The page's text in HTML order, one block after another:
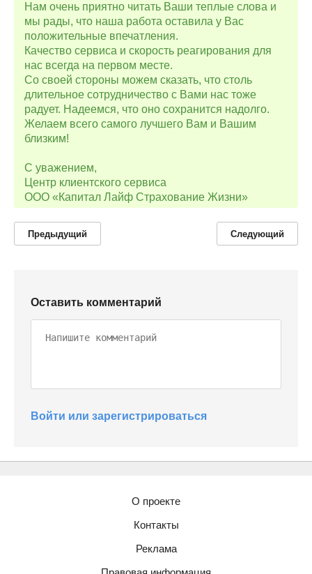
Нам очень приятно читать Ваши теплые слова и
мы рады, что наша работа оставила у Вас
положительные впечатления.
Качество сервиса и скорость реагирования для
нас всегда на первом месте.
Со своей стороны можем сказать, что столь
длительное сотрудничество с Вами нас тоже
радует. Надеемся, что оно сохранится надолго.
Желаем всего самого лучшего Вам и Вашим
близким!
С уважением,
Центр клиентского сервиса
ООО «Капитал Лайф Страхование Жизни»
Предыдущий Следующий
Оставить комментарий
Войти или зарегистрироваться
О проекте
Контакты
Реклама